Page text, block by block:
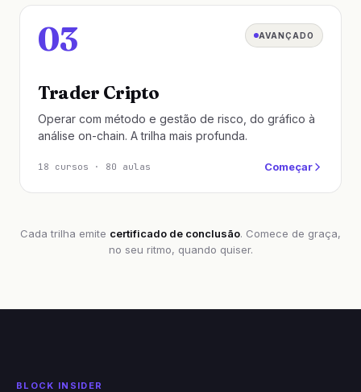
03 AVANÇADO
18 cursos · 80 aulas
Trader Cripto
Operar com método e gestão de risco, do gráfico à
análise on-chain. A trilha mais profunda.
18 cursos · 80 aulas Começar
Cada trilha emite certificado de conclusão. Comece de graça,
no seu ritmo, quando quiser.
BLOCK INSIDER